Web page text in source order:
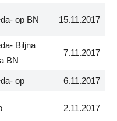
op BN 15.11.2017
Biljna
BN
7.11.2017
op
6.11.2017
2.11.2017